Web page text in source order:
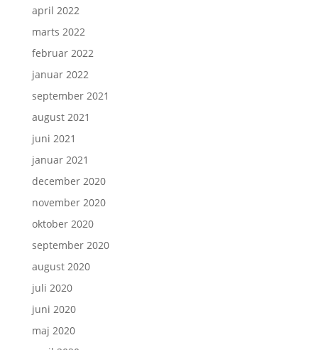
april 2022
marts 2022
februar 2022
januar 2022
september 2021
august 2021
juni 2021
januar 2021
december 2020
november 2020
oktober 2020
september 2020
august 2020
juli 2020
juni 2020
maj 2020